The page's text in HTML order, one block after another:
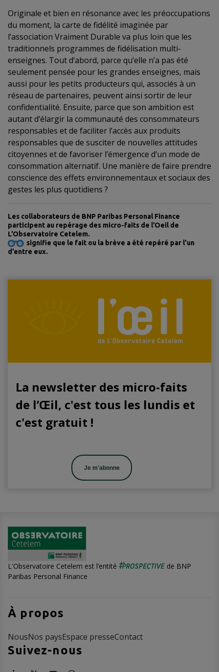
Originale et bien en résonance avec les préoccupations
du moment, la carte de fidélité imaginée par
l’association Vraiment Durable va plus loin que les
traditionnels programmes de fidélisation multi-
enseignes. Tout d‘abord, parce qu’elle n’a pas été
seulement pensée pour les grandes enseignes, mais
aussi pour les petits producteurs qui, associés à un
réseau de partenaires, peuvent ainsi sortir de leur
confidentialité. Ensuite, parce que son ambition est
autant d’élargir la communauté des consommateurs
responsables et de faciliter l’accès aux produits
responsables que de susciter de nouvelles attitudes
citoyennes et de favoriser l’émergence d’un mode de
consommation alternatif. Une manière de faire prendre
conscience des effets environnementaux et sociaux des
gestes les plus quotidiens ?
Les collaborateurs de BNP Paribas Personal Finance
participent au repérage des micro-faits de l’Oeil de
L’Observatoire Cetelem.
signifie que le fait ou la brève a été repéré par l’un
d’entre eux.
La newsletter des micro-faits
de l’Œil, c'est tous les lundis et
c'est gratuit !
Je m'abonne
L'Observatoire Cetelem est l’entité
de BNP
Paribas Personal Finance
À propos
NousNos paysEspace presseContact
Suivez-nous